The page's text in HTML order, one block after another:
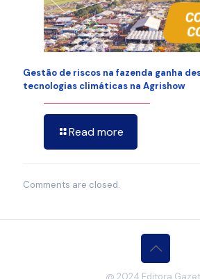
Gestão de riscos na fazenda ganha
tecnologias climáticas na Agrishow
Read more
Comments are closed.
@ 2024 Editora